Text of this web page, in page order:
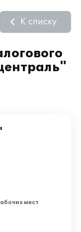
К списку
мест